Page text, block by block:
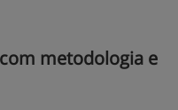
metodologia e